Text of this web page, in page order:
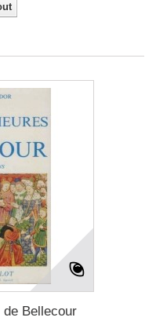
de Bellecour